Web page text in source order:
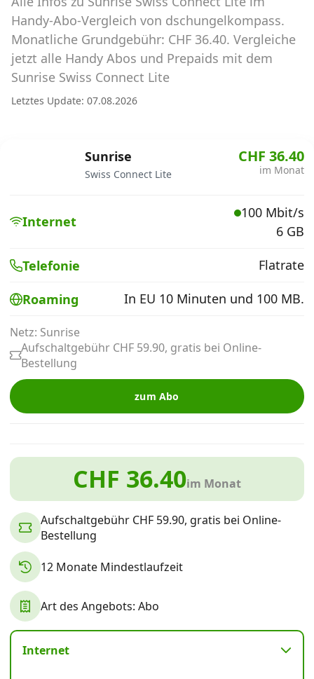
Abos für Tablets, Hotspots und Smart
Watches
Tarifrechner Handy-Abo
Der gute alte Tarifrechner im neuen Design
Alle Anbieter
Mobilfunknetz Schweiz
Handy-Abo kündigen oder
wechseln
Internet, TV, Telefon
Aktionen
News
Forum
Über uns
Handy-Abo-Vergleich von dschungelkompass.
Monatliche Grundgebühr: CHF 36.40. Vergleiche
jetzt alle Handy Abos und Prepaids mit dem
Sunrise Swiss Connect Lite
Letztes Update: 07.08.2026
Sunrise
Swiss Connect Lite
CHF 36.40
im Monat
Internet
100 Mbit/s
6 GB
Telefonie Flatrate
Roaming In EU 10 Minuten und 100 MB.
Netz: Sunrise
Aufschaltgebühr CHF 59.90, gratis bei Online-
Bestellung
zum Abo
CHF 36.40im Monat
Aufschaltgebühr CHF 59.90, gratis bei Online-
Bestellung
12 Monate Mindestlaufzeit
Art des Angebots: Abo
Internet